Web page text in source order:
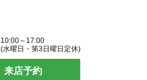
10:00～17:00
(水曜日・第3日曜日定休)
来店予約